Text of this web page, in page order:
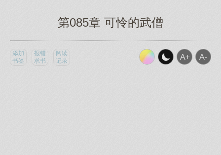
第085章 可怜的武僧
添加
书签
报错
求书
阅读
记录